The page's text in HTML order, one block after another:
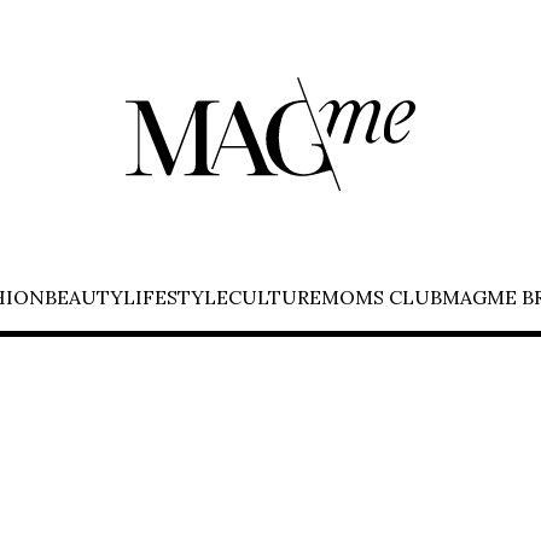
BEAUTYLIFESTYLECULTUREMOMS CLUBMAGME